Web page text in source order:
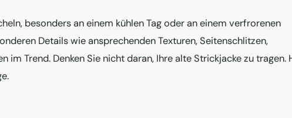
besonders an einem kühlen Tag oder an einem verfrorenen
Details wie ansprechenden Texturen, Seitenschlitzen,
im Trend. Denken Sie nicht daran, Ihre alte Strickjacke zu tragen.